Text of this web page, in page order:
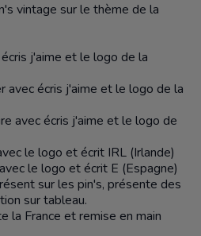
vintage sur le thème de la
j'aime et le logo de la
écris j'aime et le logo de la
avec écris j'aime et le logo de
le logo et écrit IRL (Irlande)
le logo et écrit E (Espagne)
sur les pin's, présente des
sur tableau.
la France et remise en main